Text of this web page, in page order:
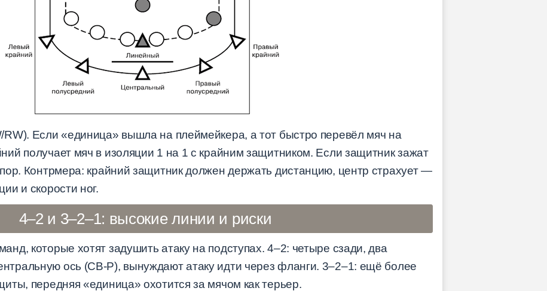
RW). Если «единица» вышла на плеймейкера, а тот быстро перевёл мяч на
получает мяч в изоляции 1 на 1 с крайним защитником. Если защитник зажат
Контрмера: крайний защитник должен держать дистанцию, центр страхует —
и скорости ног.
4–2 и 3–2–1: высокие линии и риски
которые хотят задушить атаку на подступах. 4–2: четыре сзади, два
ось (CB-P), вынуждают атаку идти через фланги. 3–2–1: ещё более
передняя «единица» охотится за мячом как терьер.